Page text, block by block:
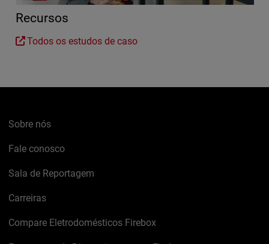
Recursos
Todos os estudos de caso
Sobre nós
Fale conosco
Sala de Reportagem
Carreiras
Compare Eletrodomésticos Firebox